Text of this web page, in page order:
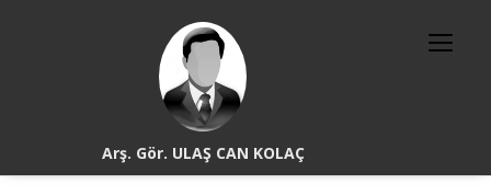
Arş. Gör. ULAŞ CAN KOLAÇ